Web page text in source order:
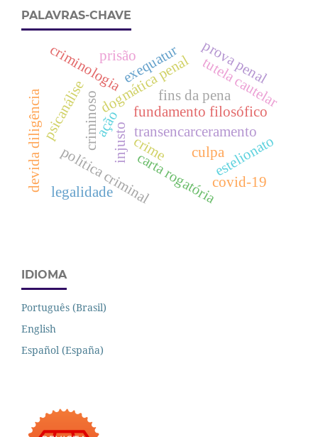
PALAVRAS-CHAVE
ação
crime
dogmática penal
fundamento filosófico
criminologia
criminoso
psicanálise
injusto culpa
transencarceramento
fins da pena
política criminalcarta rogatória
exequatur
legalidade
devida diligência estelionato
prisão
covid-19
tutela cautelar
prova penal
IDIOMA
Português (Brasil)
English
Español (España)